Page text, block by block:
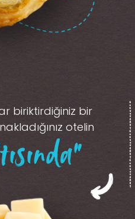
biriktirdiğiniz bir
otelin